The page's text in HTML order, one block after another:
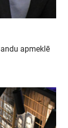
apmeklē